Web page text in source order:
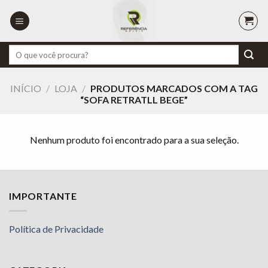
Pesquisar
INÍCIO / LOJA / PRODUTOS MARCADOS COM A TAG
“SOFA RETRATLL BEGE”
Nenhum produto foi encontrado para a sua seleção.
IMPORTANTE
Política de Privacidade